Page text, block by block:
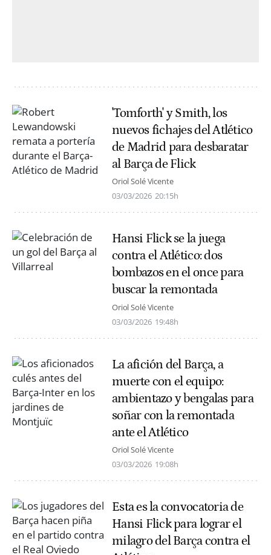
'Tomforth' y Smith, los
nuevos fichajes del Atlético
de Madrid para desbaratar
al Barça de Flick
Oriol Solé Vicente
03/03/2026 20:15h
Hansi Flick se la juega
contra el Atlético: dos
bombazos en el once para
buscar la remontada
Oriol Solé Vicente
03/03/2026 19:48h
La afición del Barça, a
muerte con el equipo:
ambientazo y bengalas para
soñar con la remontada
ante el Atlético
Oriol Solé Vicente
03/03/2026 19:08h
Esta es la convocatoria de
Hansi Flick para lograr el
milagro del Barça contra el